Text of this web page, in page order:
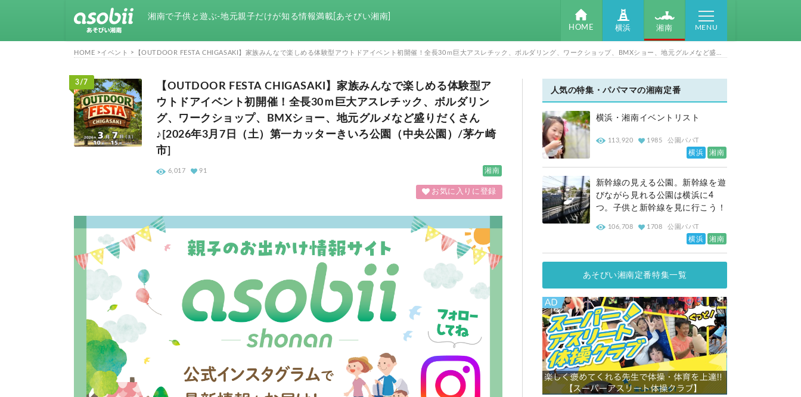
湘南で子供と遊ぶ-地元親子だけが知る情報満載[あそびい湘南]
HOME 横浜 湘南 MENU
HOME イベント
3/7
【OUTDOOR FESTA CHIGASAKI】家族みんなで楽しめる体験型ア
ウトドアイベント初開催！全長30ｍ巨大アスレチック、ボルダリン
グ、ワークショップ、BMXショー、地元グルメなど盛りだくさん
♪[2026年3月7日（土）第一カッターきいろ公園（中央公園）/茅ケ崎
市]
湘南
6,017 91
お気に入りに登録
人気の特集・パパママの湘南定番
横浜・湘南イベントリスト
113,920 1985 公園パパT
横浜 湘南
新幹線の見える公園。新幹線を遊
びながら見れる公園は横浜に4
つ。子供と新幹線を見に行こう！
106,708 1708 公園パパT
横浜 湘南
あそびい湘南定番特集一覧